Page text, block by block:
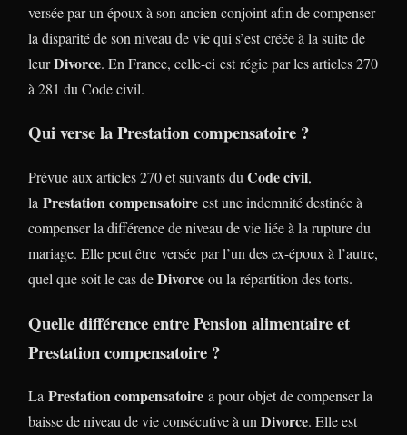
versée par un époux à son ancien conjoint afin de compenser
la disparité de son niveau de vie qui s’est créée à la suite de
leurDivorce. En France, celle-ci est régie par les articles 270
à 281 du Code civil.
Qui verse la Prestation compensatoire ?
Prévue aux articles 270 et suivants du Code civil,
la Prestation compensatoire est une indemnité destinée à
compenser la différence de niveau de vie liée à la rupture du
mariage. Elle peut être versée par l’un des ex-époux à l’autre,
quel que soit le cas deDivorceou la répartition des torts.
Quelle différence entre Pension alimentaire et
Prestation compensatoire ?
La Prestation compensatoire a pour objet de compenser la
baisse de niveau de vie consécutive à unDivorce. Elle est